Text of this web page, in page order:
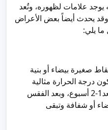
علامات لظهوره، وتُعد
يحدث أيضاً بعض الأعراض
يلي:
صغيرة بيضاء أو بنية
درجة الحرارة مثالية
للتدفئة، يفقس البيض بعد1-2 أسبوع، وبعد الفقس
أو شفافة وتبقى